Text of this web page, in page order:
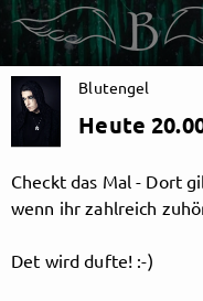
Blutengel
Heute
Checkt das Mal - Dort
wenn ihr zahlreich
Det wird dufte! :-)